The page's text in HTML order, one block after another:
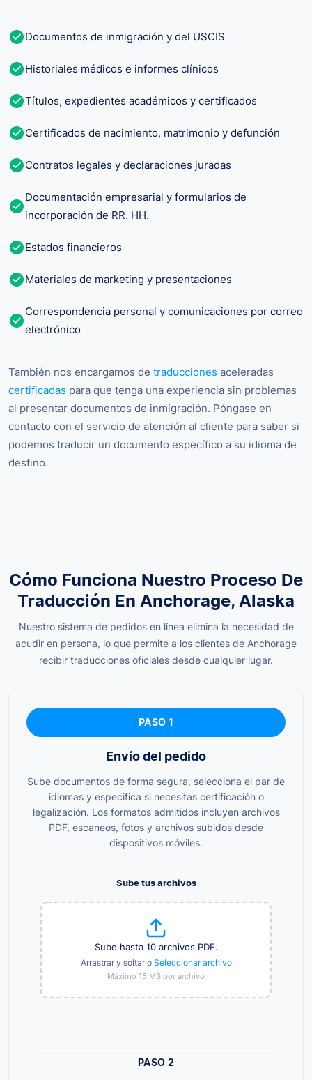
Documentos de inmigración y del USCIS
Historiales médicos e informes clínicos
Títulos, expedientes académicos y certificados
Certificados de nacimiento, matrimonio y defunción
Contratos legales y declaraciones juradas
Documentación empresarial y formularios de
incorporación de RR. HH.
Estados financieros
Materiales de marketing y presentaciones
Correspondencia personal y comunicaciones por correo
electrónico
También nos encargamos de traducciones aceleradas
certificadas para que tenga una experiencia sin problemas
al presentar documentos de inmigración. Póngase en
contacto con el servicio de atención al cliente para saber si
podemos traducir un documento específico a su idioma de
destino.
Cómo Funciona Nuestro Proceso De
Traducción En Anchorage, Alaska
Nuestro sistema de pedidos en línea elimina la necesidad de
acudir en persona, lo que permite a los clientes de Anchorage
recibir traducciones oficiales desde cualquier lugar.
PASO 1
Envío del pedido
Sube documentos de forma segura, selecciona el par de
idiomas y especifica si necesitas certificación o
legalización. Los formatos admitidos incluyen archivos
PDF, escaneos, fotos y archivos subidos desde
dispositivos móviles.
Sube tus archivos
Sube hasta 10 archivos PDF.
Arrastrar y soltar o Seleccionar archivo
Máximo 15 MB por archivo
PASO 2